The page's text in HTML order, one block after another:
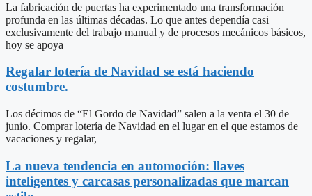
La fabricación de puertas ha experimentado una transformación
profunda en las últimas décadas. Lo que antes dependía casi
exclusivamente del trabajo manual y de procesos mecánicos básicos,
hoy se apoya
Regalar lotería de Navidad se está haciendo
costumbre.
Los décimos de “El Gordo de Navidad” salen a la venta el 30 de
junio. Comprar lotería de Navidad en el lugar en el que estamos de
vacaciones y regalar,
La nueva tendencia en automoción: llaves
inteligentes y carcasas personalizadas que marcan